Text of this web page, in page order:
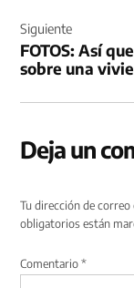
Siguiente
FOTOS: Así
sobre una
Deja un
Tu dirección de
obligatorios están
Comentario*